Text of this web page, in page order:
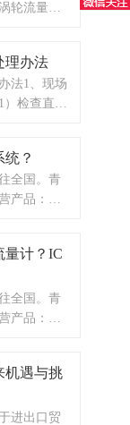
轮流量
。
理办法
法1、现场
）检查直管
直管段不
场有有电
，把灵敏
？
全国。青
产品：涡
表，差压
设备，压
化项目。
量计？IC
全国。青
产品：涡
表，差压
设备，压
化项目。
机遇与挑
进出口贸